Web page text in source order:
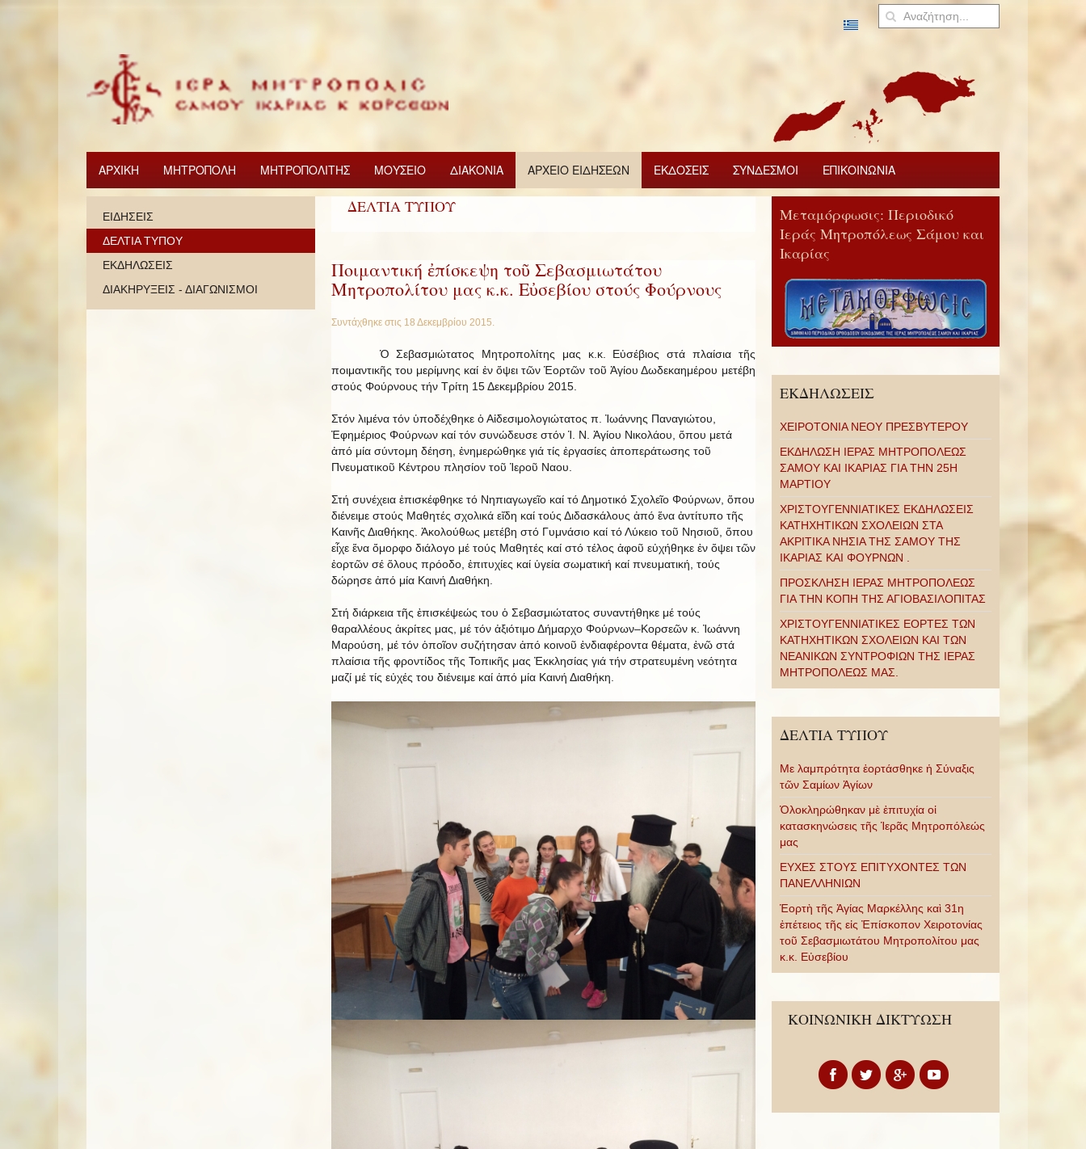
ΑΡΧΙΚΗ ΜΗΤΡΟΠΟΛΗ ΜΗΤΡΟΠΟΛΙΤΗΣ ΜΟΥΣΕΙΟ ΔΙΑΚΟΝΙΑ ΑΡΧΕΙΟ ΕΙΔΗΣΕΩΝ ΕΚΔΟΣΕΙΣ ΣΥΝΔΕΣΜΟΙ ΕΠΙΚΟΙΝΩΝΙΑ
ΔΕΛΤΙΑ ΤΥΠΟΥ
Ποιμαντική ἐπίσκεψη τοῦ Σεβασμιωτάτου
Μητροπολίτου μας κ.κ. Εὐσεβίου στούς Φούρνους
Συντάχθηκε στις 18 Δεκεμβρίου 2015.
Ὁ Σεβασμιώτατος Μητροπολίτης μας κ.κ. Εὐσέβιος στά πλαίσια τῆς
ποιμαντικῆς του μερίμνης καί ἐν ὄψει τῶν Ἑορτῶν τοῦ Ἁγίου Δωδεκαημέρου μετέβη
στούς Φούρνους τήν Τρίτη 15 Δεκεμβρίου 2015.
Στόν λιμένα τόν ὑποδέχθηκε ὁ Αἰδεσιμολογιώτατος π. Ἰωάννης Παναγιώτου,
Ἐφημέριος Φούρνων καί τόν συνώδευσε στόν Ἱ. Ν. Ἁγίου Νικολάου, ὅπου μετά
ἀπό μία σύντομη δέηση, ἐνημερώθηκε γιά τίς ἐργασίες ἀποπεράτωσης τοῦ
Πνευματικοῦ Κέντρου πλησίον τοῦ Ἱεροῦ Ναου.
Στή συνέχεια ἐπισκέφθηκε τό Νηπιαγωγεῖο καί τό Δημοτικό Σχολεῖο Φούρνων, ὅπου
διένειμε στούς Μαθητές σχολικά εἴδη καί τούς Διδασκάλους ἀπό ἕνα ἀντίτυπο τῆς
Καινῆς Διαθήκης. Ἀκολούθως μετέβη στό Γυμνάσιο καί τό Λύκειο τοῦ Νησιοῦ, ὅπου
εἶχε ἕνα ὄμορφο διάλογο μέ τούς Μαθητές καί στό τέλος ἀφοῦ εὐχήθηκε ἐν ὄψει τῶν
ἑορτῶν σέ ὅλους πρόοδο, ἐπιτυχίες καί ὑγεία σωματική καί πνευματική, τούς
δώρησε ἀπό μία Καινή Διαθήκη.
Στή διάρκεια τῆς ἐπισκέψεώς του ὁ Σεβασμιώτατος συναντήθηκε μέ τούς
θαραλλέους ἀκρίτες μας, μέ τόν ἀξιότιμο Δήμαρχο Φούρνων–Κορσεῶν κ. Ἰωάννη
Μαρούση, μέ τόν ὁποῖον συζήτησαν ἀπό κοινοῦ ἐνδιαφέροντα θέματα, ἐνῶ στά
πλαίσια τῆς φροντίδος τῆς Τοπικῆς μας Ἐκκλησίας γιά τήν στρατευμένη νεότητα
μαζί μέ τίς εὐχές του διένειμε καί ἀπό μία Καινή Διαθήκη.
ΕΙΔΗΣΕΙΣ
ΔΕΛΤΙΑ ΤΥΠΟΥ
ΕΚΔΗΛΩΣΕΙΣ
ΔΙΑΚΗΡΥΞΕΙΣ - ΔΙΑΓΩΝΙΣΜΟΙ
Μεταμόρφωσις: Περιοδικό
Ιεράς Μητροπόλεως Σάμου και
Ικαρίας
ΕΚΔΗΛΩΣΕΙΣ
ΧΕΙΡΟΤΟΝΙΑ ΝΕΟΥ ΠΡΕΣΒΥΤΕΡΟΥ
ΕΚΔΗΛΩΣΗ ΙΕΡΑΣ ΜΗΤΡΟΠΟΛΕΩΣ
ΣΑΜΟΥ ΚΑΙ ΙΚΑΡΙΑΣ ΓΙΑ ΤΗΝ 25Η
ΜΑΡΤΙΟΥ
ΧΡΙΣΤΟΥΓΕΝΝΙΑΤΙΚΕΣ ΕΚΔΗΛΩΣΕΙΣ
ΚΑΤΗΧΗΤΙΚΩΝ ΣΧΟΛΕΙΩΝ ΣΤΑ
ΑΚΡΙΤΙΚΑ ΝΗΣΙΑ ΤΗΣ ΣΑΜΟΥ ΤΗΣ
ΙΚΑΡΙΑΣ ΚΑΙ ΦΟΥΡΝΩΝ .
ΠΡΟΣΚΛΗΣΗ ΙΕΡΑΣ ΜΗΤΡΟΠΟΛΕΩΣ
ΓΙΑ ΤΗΝ ΚΟΠΗ ΤΗΣ ΑΓΙΟΒΑΣΙΛΟΠΙΤΑΣ
ΧΡΙΣΤΟΥΓΕΝΝΙΑΤΙΚΕΣ ΕΟΡΤΕΣ ΤΩΝ
ΚΑΤΗΧΗΤΙΚΩΝ ΣΧΟΛΕΙΩΝ ΚΑΙ ΤΩΝ
ΝΕΑΝΙΚΩΝ ΣΥΝΤΡΟΦΙΩΝ ΤΗΣ ΙΕΡΑΣ
ΜΗΤΡΟΠΟΛΕΩΣ ΜΑΣ.
ΔΕΛΤΙΑ ΤΥΠΟΥ
Με λαμπρότητα ἑορτάσθηκε ἡ Σύναξις
τῶν Σαμίων Ἁγίων
Ὁλοκληρώθηκαν μὲ ἐπιτυχία οἱ
κατασκηνώσεις τῆς Ἱερᾶς Μητροπόλεώς
μας
ΕΥΧΕΣ ΣΤΟΥΣ ΕΠΙΤΥΧΟΝΤΕΣ ΤΩΝ
ΠΑΝΕΛΛΗΝΙΩΝ
Ἑορτὴ τῆς Ἁγίας Μαρκέλλης καὶ 31η
ἐπέτειος τῆς εἰς Ἐπίσκοπον Χειροτονίας
τοῦ Σεβασμιωτάτου Μητροπολίτου μας
κ.κ. Εὐσεβίου
ΚΟΙΝΩΝΙΚΗ ΔΙΚΤΥΩΣΗ